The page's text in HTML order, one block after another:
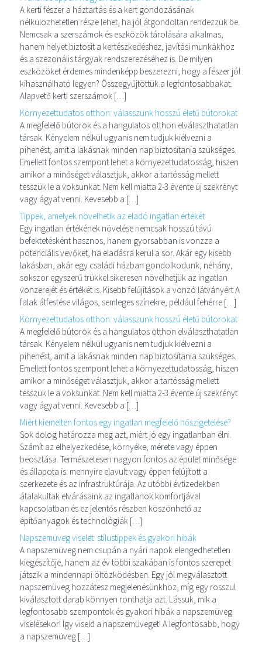
A kerti fészer a háztartás és a kert gondozásának
nélkülözhetetlen része lehet, ha jól átgondoltan rendezzük be.
Nemcsak a szerszámok és eszközök tárolására alkalmas,
hanem helyet biztosít a kertészkedéshez, javítási munkákhoz
és a szezonális tárgyak rendszerezéséhez is. De milyen
eszközöket érdemes mindenképp beszerezni, hogy a fészer jól
kihasználható legyen? Összegyűjtöttük a legfontosabbakat.
Alapvető kerti szerszámok […]
Környezettudatos otthon: válasszunk hosszú életű bútorokat
A megfelelő bútorok és a hangulatos otthon elválaszthatatlan
társak. Kényelem nélkül ugyanis nem tudjuk kiélvezni a
pihenést, amit a lakásnak minden nap biztosítania szükséges.
Emellett fontos szempont lehet a környezettudatosság, hiszen
amikor a minőséget választjuk, akkor a tartósság mellett
tesszük le a voksunkat. Nem kell miatta 2-3 évente új szekrényt
vagy ágyat venni. Kevesebb a […]
Tippek, amelyek növelhetik az eladó ingatlan értékét
Egy ingatlan értékének növelése nemcsak hosszú távú
befektetésként hasznos, hanem gyorsabban is vonzza a
potenciális vevőket, ha eladásra kerül a sor. Akár egy kisebb
lakásban, akár egy családi házban gondolkodunk, néhány,
sokszor egyszerű trükkel sikeresen növelhetjük az ingatlan
vonzerejét és értékét is. Kisebb felújítások a vonzó látványért A
falak átfestése világos, semleges színekre, például fehérre […]
Környezettudatos otthon: válasszunk hosszú életű bútorokat
A megfelelő bútorok és a hangulatos otthon elválaszthatatlan
társak. Kényelem nélkül ugyanis nem tudjuk kiélvezni a
pihenést, amit a lakásnak minden nap biztosítania szükséges.
Emellett fontos szempont lehet a környezettudatosság, hiszen
amikor a minőséget választjuk, akkor a tartósság mellett
tesszük le a voksunkat. Nem kell miatta 2-3 évente új szekrényt
vagy ágyat venni. Kevesebb a […]
Miért kiemelten fontos egy ingatlan megfelelő hőszigetelése?
Sok dolog határozza meg azt, miért jó egy ingatlanban élni.
Számít az elhelyezkedése, környéke, mérete vagy éppen
beosztása. Természetesen nagyon fontos az épület minősége
és állapota is: mennyire elavult vagy éppen felújított a
szerkezete és az infrastruktúrája. Az utóbbi évtizedekben
átalakultak elvárásaink az ingatlanok komfortjával
kapcsolatban és ez jelentős részben köszönhető az
építőanyagok és technológiák […]
Napszemüveg viselet: stílustippek és gyakori hibák
A napszemüveg nem csupán a nyári napok elengedhetetlen
kiegészítője, hanem az év többi szakában is fontos szerepet
játszik a mindennapi öltözködésben. Egy jól megválasztott
napszemüveg hozzátesz megjelenésünkhöz, míg egy rosszul
kiválasztott darab könnyen ronthatja azt. Lássuk, mik a
legfontosabb szempontok és gyakori hibák a napszemüveg
viselésekor! Így viseld a napszemüveget! A legfontosabb, hogy
a napszemüveg […]